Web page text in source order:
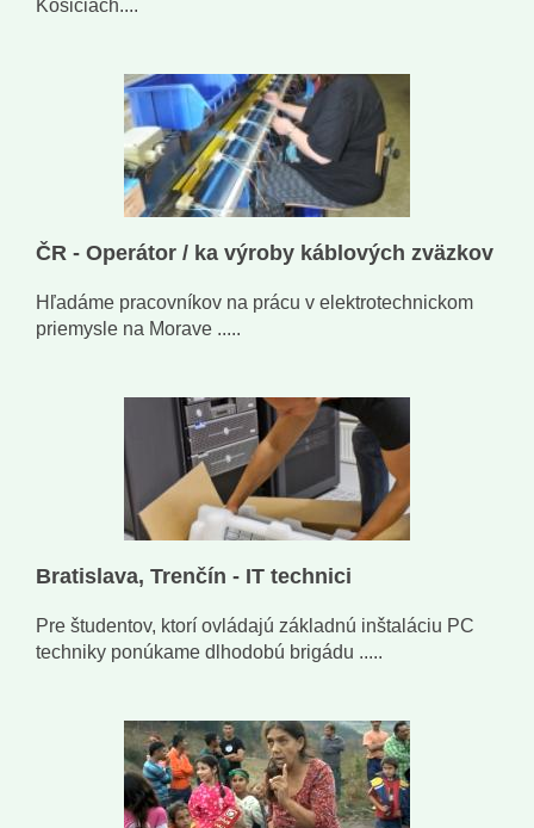
Košiciach....
ČR - Operátor / ka výroby káblových zväzkov
Hľadáme pracovníkov na prácu v elektrotechnickom
priemysle na Morave .....
Bratislava, Trenčín - IT technici
Pre študentov, ktorí ovládajú základnú inštaláciu PC
techniky ponúkame dlhodobú brigádu .....